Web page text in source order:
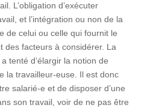
L’obligation d’exécuter
et l’intégration ou non de la
de celui ou celle qui fournit le
des facteurs à considérer. La
tenté d’élargir la notion de
la travailleur-euse. Il est donc
salarié-e et de disposer d’une
son travail, voir de ne pas être